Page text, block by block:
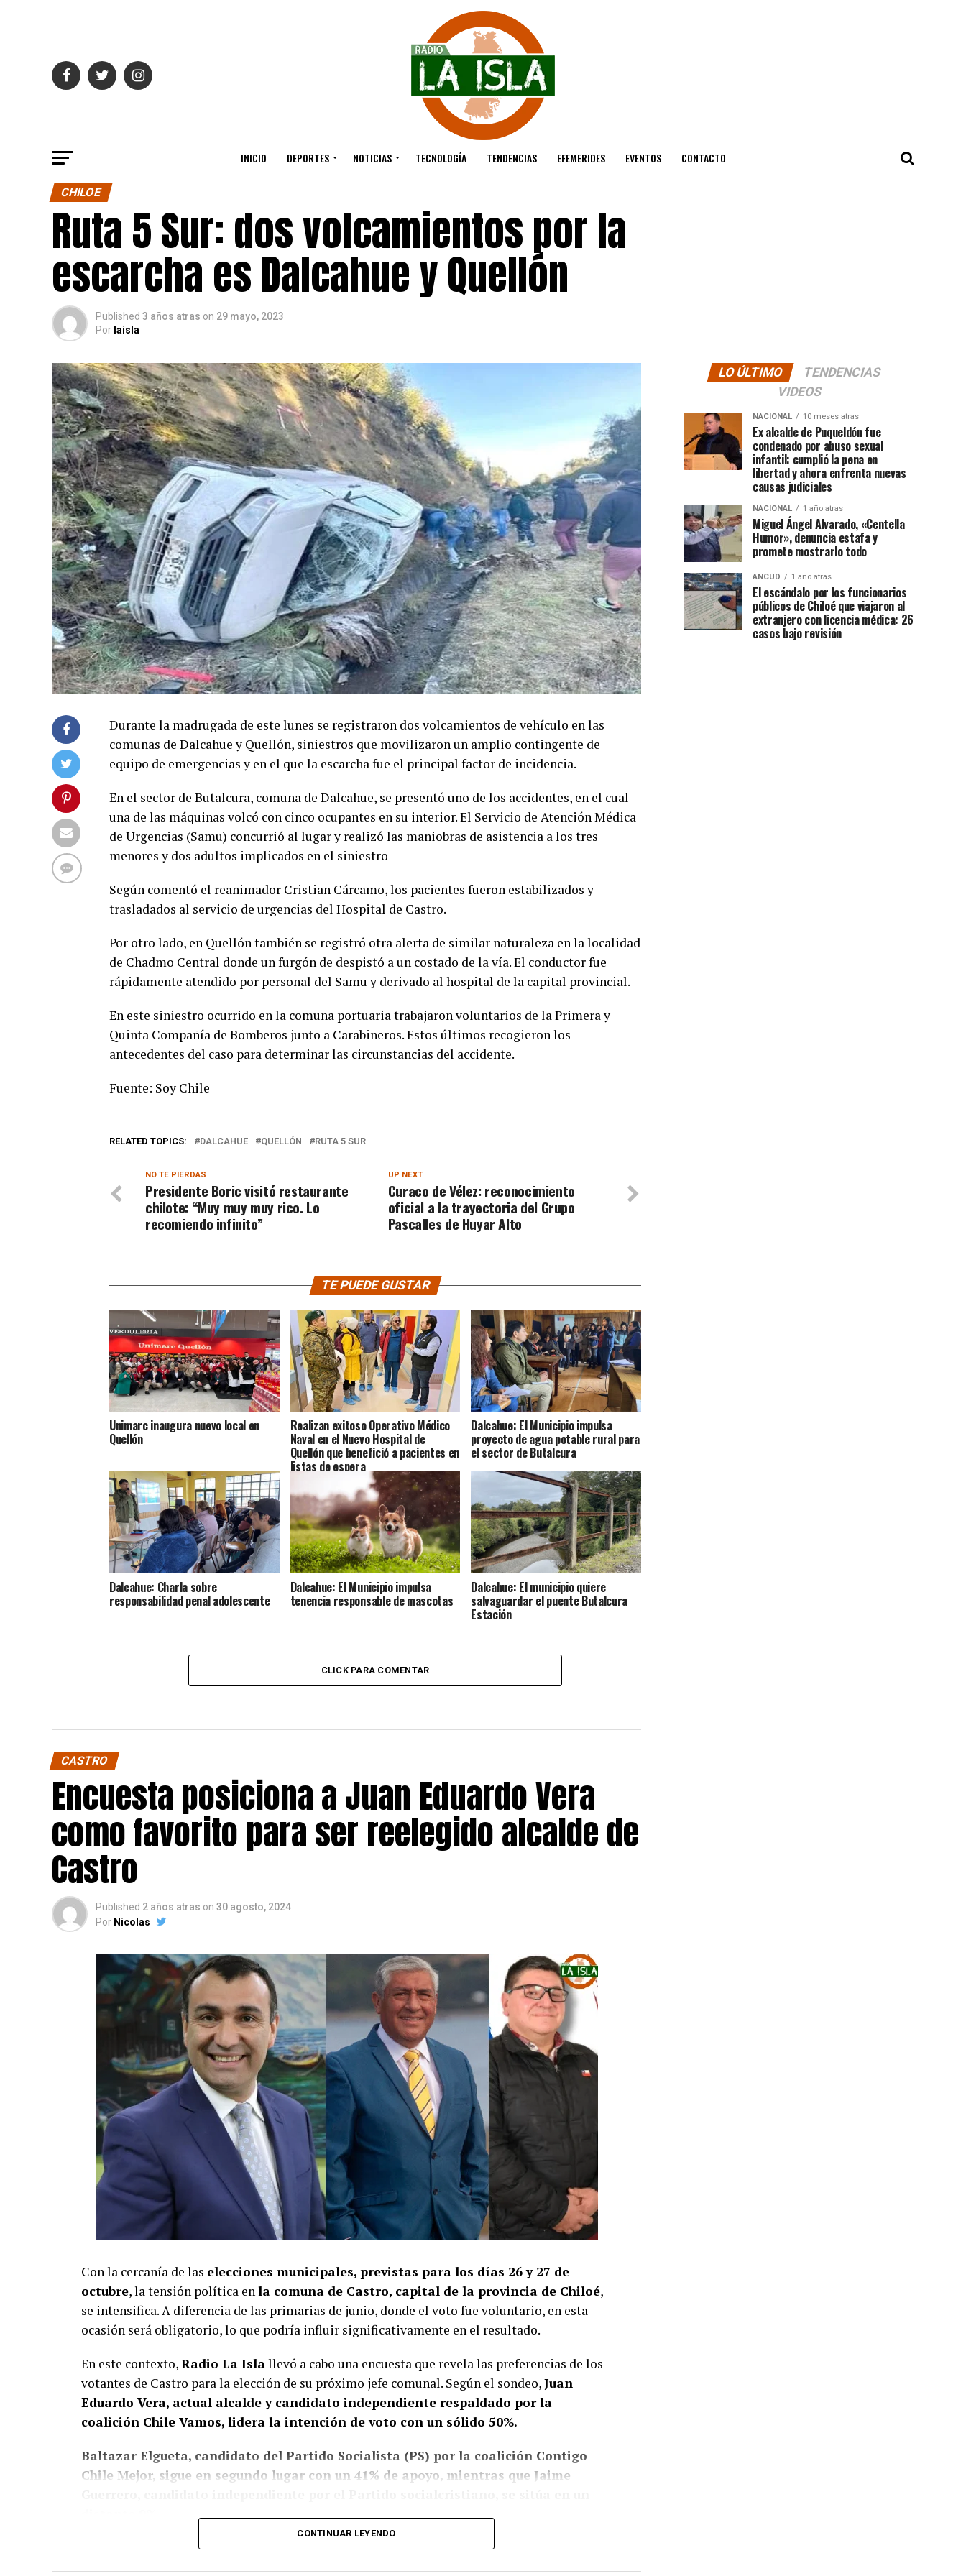
INICIO DEPORTES NOTICIAS TECNOLOGÍA TENDENCIAS EFEMERIDES EVENTOS CONTACTO
CHILOE
Ruta 5 Sur: dos volcamientos por la
escarcha es Dalcahue y Quellón
Published 3 años atras on 29 mayo, 2023
Por laisla
Durante la madrugada de este lunes se registraron dos volcamientos de vehículo en las
comunas de Dalcahue y Quellón, siniestros que movilizaron un amplio contingente de
equipo de emergencias y en el que la escarcha fue el principal factor de incidencia.
En el sector de Butalcura, comuna de Dalcahue, se presentó uno de los accidentes, en el cual
una de las máquinas volcó con cinco ocupantes en su interior. El Servicio de Atención Médica
de Urgencias (Samu) concurrió al lugar y realizó las maniobras de asistencia a los tres
menores y dos adultos implicados en el siniestro
Según comentó el reanimador Cristian Cárcamo, los pacientes fueron estabilizados y
trasladados al servicio de urgencias del Hospital de Castro.
Por otro lado, en Quellón también se registró otra alerta de similar naturaleza en la localidad
de Chadmo Central donde un furgón de despistó a un costado de la vía. El conductor fue
rápidamente atendido por personal del Samu y derivado al hospital de la capital provincial.
En este siniestro ocurrido en la comuna portuaria trabajaron voluntarios de la Primera y
Quinta Compañía de Bomberos junto a Carabineros. Estos últimos recogieron los
antecedentes del caso para determinar las circunstancias del accidente.
Fuente: Soy Chile
RELATED TOPICS: DALCAHUE QUELLÓN RUTA 5 SUR
UP NEXT
Curaco de Vélez: reconocimiento
oficial a la trayectoria del Grupo
Pascalles de Huyar Alto
NO TE PIERDAS
Presidente Boric visitó restaurante
chilote: “Muy muy muy rico. Lo
recomiendo infinito”
TE PUEDE GUSTAR
Unimarc inaugura nuevo local en
Quellón
Realizan exitoso Operativo Médico
Naval en el Nuevo Hospital de
Quellón que benefició a pacientes en
listas de espera
Dalcahue: El Municipio impulsa
proyecto de agua potable rural para
el sector de Butalcura
Dalcahue: Charla sobre
responsabilidad penal adolescente
Dalcahue: El Municipio impulsa
tenencia responsable de mascotas
Dalcahue: El municipio quiere
salvaguardar el puente Butalcura
Estación
CLICK PARA COMENTAR
CASTRO
Encuesta posiciona a Juan Eduardo Vera
como favorito para ser reelegido alcalde de
Castro
Published 2 años atras on 30 agosto, 2024
Por Nicolas
Con la cercanía de las elecciones municipales, previstas para los días 26 y 27 de
octubre, la tensión política enla comuna de Castro, capital de la provincia de Chiloé,
se intensifica. A diferencia de las primarias de junio, donde el voto fue voluntario, en esta
ocasión será obligatorio, lo que podría influir significativamente en el resultado.
En este contexto,Radio La Islallevó a cabo una encuesta que revela las preferencias de los
votantes de Castro para la elección de su próximo jefe comunal. Según el sondeo,Juan
Eduardo Vera, actual alcalde y candidato independiente respaldado por la
coalición Chile Vamos, lidera la intención de voto con un sólido 50%.
Baltazar Elgueta, candidato del Partido Socialista (PS) por la coalición Contigo
Chile Mejor, sigue en segundo lugar con un 41% de apoyo, mientras que Jaime
Estos resultados confirman, de algún modo, pese a que no sean concluyentes, la fuerte
presencia de Vera en la política local, donde ha ejercido un liderazgo significativo,
CONTINUAR LEYENDO
LO ÚLTIMO
TENDENCIAS
VIDEOS
NACIONAL 10 meses atras
Ex alcalde de Puqueldón fue
condenado por abuso sexual
infantil: cumplió la pena en
libertad y ahora enfrenta nuevas
causas judiciales
NACIONAL 1 año atras
Miguel Ángel Alvarado, «Centella
Humor», denuncia estafa y
promete mostrarlo todo
ANCUD 1 año atras
El escándalo por los funcionarios
públicos de Chiloé que viajaron al
extranjero con licencia médica: 26
casos bajo revisión